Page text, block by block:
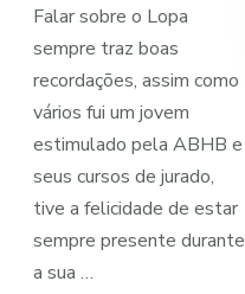
Falar sobre o Lopa
sempre traz boas
recordações, assim como
vários fui um jovem
estimulado pela ABHB e
seus cursos de jurado,
tive a felicidade de estar
sempre presente durante
a sua …